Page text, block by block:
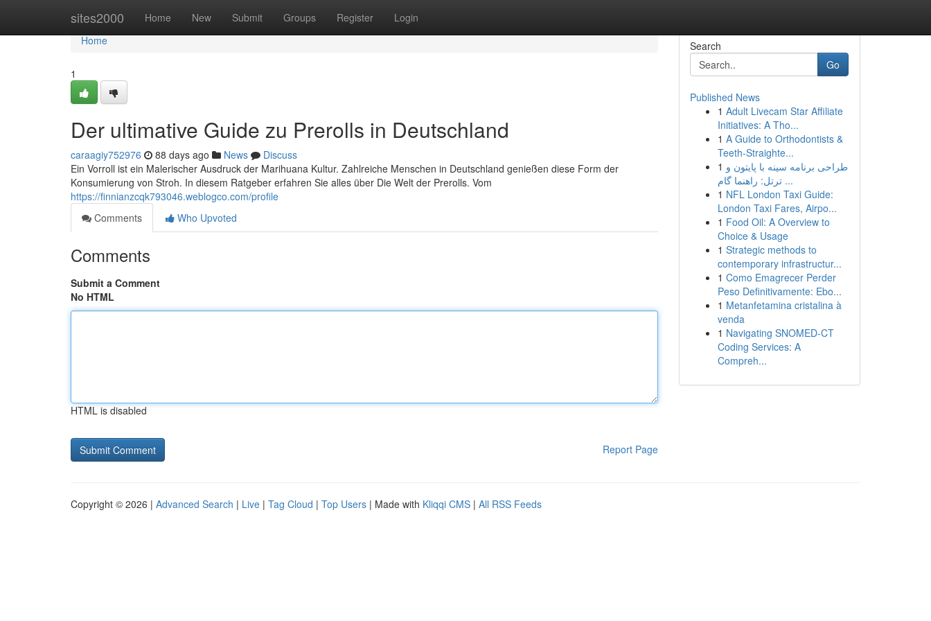
sites2000 Home New Submit Groups Register Login
Home
Home
1
Der ultimative Guide zu Prerolls in Deutschland
caraagiy752976 88 days ago News
Discuss
Ein Vorroll ist ein Malerischer Ausdruck der Marihuana Kultur. Zahlreiche Menschen in Deutschland genießen diese Form der
Konsumierung von Stroh. In diesem Ratgeber erfahren Sie alles über Die Welt der Prerolls. Vom
https://finnianzcqk793046.weblogco.com/profile
Comments
Who Upvoted
Comments
Submit a Comment
No HTML
HTML is disabled
Report Page
Search
Go
Published News
1 Adult Livecam Star Affiliate
Initiatives: A Tho...
1 A Guide to Orthodontists &
Teeth-Straighte...
1 طراحی برنامه سینه با پایتون و
ترتل: راهنما گام ...
1 NFL London Taxi Guide:
London Taxi Fares, Airpo...
1 Food Oil: A Overview to
Choice & Usage
1 Strategic methods to
contemporary infrastructur...
1 Como Emagrecer Perder
Peso Definitivamente: Ebo...
1 Metanfetamina cristalina à
venda
1 Navigating SNOMED-CT
Coding Services: A
Compreh...
Copyright © 2026 | Advanced Search | Live | Tag Cloud | Top Users | Made with Kliqqi CMS | All RSS Feeds